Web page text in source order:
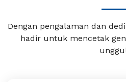
Dengan pengalaman dan
hadir untuk mencetak